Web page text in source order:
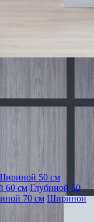
50 см
60 см Глубиной 50
70 см Шириной